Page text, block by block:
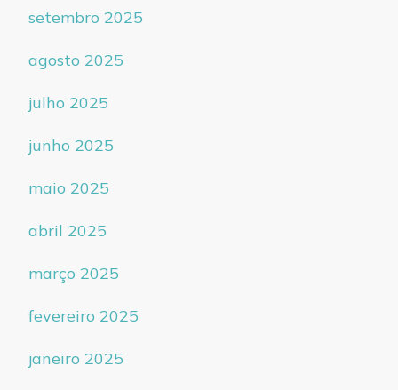
setembro 2025
agosto 2025
julho 2025
junho 2025
maio 2025
abril 2025
março 2025
fevereiro 2025
janeiro 2025